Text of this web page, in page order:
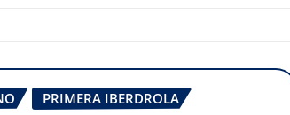
PRIMERA IBERDROLA